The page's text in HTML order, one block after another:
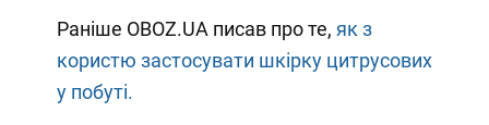
Раніше OBOZ.UA писав про те, як з
користю застосувати шкірку цитрусових
у побуті.